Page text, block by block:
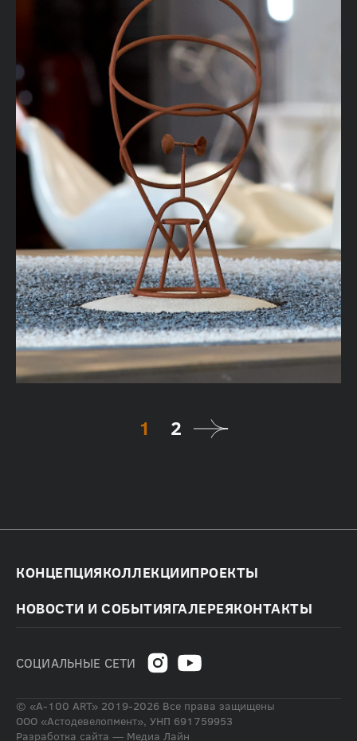
1 2
КОНЦЕПЦИЯКОЛЛЕКЦИИПРОЕКТЫ
НОВОСТИ И СОБЫТИЯГАЛЕРЕЯКОНТАКТЫ
СОЦИАЛЬНЫЕ СЕТИ
© «А-100 ART» 2019-2026 Все права защищены
ООО «Астодевелопмент», УНП 691759953
Разработка сайта — Медиа Лайн